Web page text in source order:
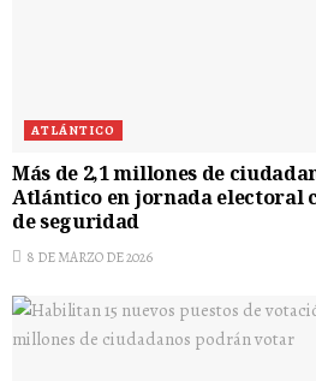
ATLÁNTICO
Más de 2,1 millones de
Atlántico en jornada electoral
de seguridad
8 DE MARZO DE 2026